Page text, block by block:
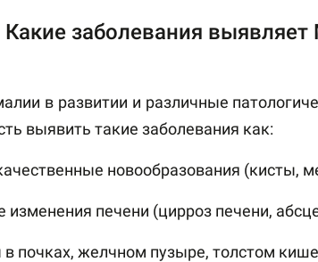
Какие заболевания
в развитии и различные
выявить такие заболевания как:
новообразования (кисты,
печени (цирроз печени,
почках, желчном пузыре, толстом